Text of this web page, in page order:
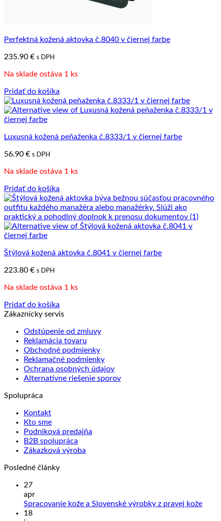
Perfektná kožená aktovka č.8040 v čiernej farbe
235.90 € s DPH
Na sklade ostáva 1 ks
Pridať do košíka
Luxusná kožená peňaženka č.8333/1 v čiernej farbe
56.90 € s DPH
Na sklade ostáva 1 ks
Pridať do košíka
Štýlová kožená aktovka č.8041 v čiernej farbe
223.80 € s DPH
Na sklade ostáva 1 ks
Pridať do košíka
Zákaznícky servis
Odstúpenie od zmluvy
Reklamácia tovaru
Obchodné podmienky
Reklamačné podmienky
Ochrana osobných údajov
Alternatívne riešenie sporov
Spolupráca
Kontakt
Kto sme
Podniková predajňa
B2B spolupráca
Zákazková výroba
Posledné články
27
apr
Spracovanie kože a Slovenské výrobky z pravej kože
18